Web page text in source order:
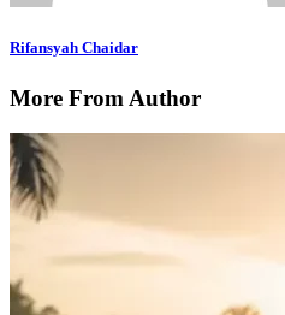
Rifansyah Chaidar
More From Author